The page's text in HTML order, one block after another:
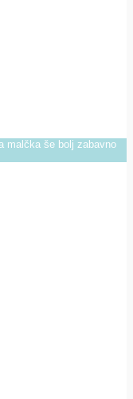
malčka še bolj zabavno